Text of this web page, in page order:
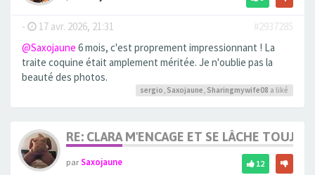
- 17 avr. 2026, 21:31
#2937285
@Saxojaune 6 mois, c'est proprement impressionnant ! La
traite coquine était amplement méritée. Je n'oublie pas la
beauté des photos.
sergio Saxojaune Sharingmywife08 a liké
RE: CLARA M'ENCAGE ET SE LÂCHE
parSaxojaune 12